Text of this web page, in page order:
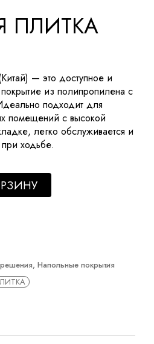
ПЛИТКА
— это доступное и
из полипропилена с
подходит для
помещений с высокой
легко обслуживается и
ходьбе.
,Напольные покрытия